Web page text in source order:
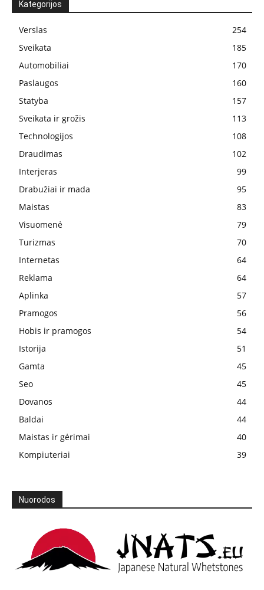
Kategorijos
Verslas
254
Sveikata
185
Automobiliai
170
Paslaugos
160
Statyba
157
Sveikata ir grožis
113
Technologijos
108
Draudimas
102
Interjeras
99
Drabužiai ir mada
95
Maistas
83
Visuomenė
79
Turizmas
70
Internetas
64
Reklama
64
Aplinka
57
Pramogos
56
Hobis ir pramogos
54
Istorija
51
Gamta
45
Seo
45
Dovanos
44
Baldai
44
Maistas ir gėrimai
40
Kompiuteriai
39
Nuorodos